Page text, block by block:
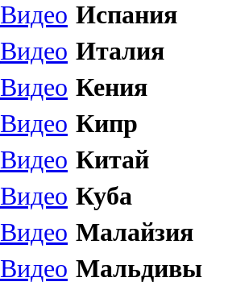
Видео Испания
Видео Италия
Видео Кения
Видео Кипр
Видео Китай
Видео Куба
Видео Малайзия
Видео Мальдивы